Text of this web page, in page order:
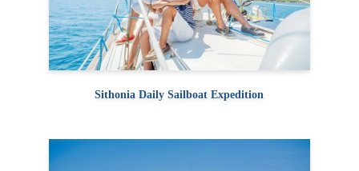
Sithonia Daily Sailboat Expedition